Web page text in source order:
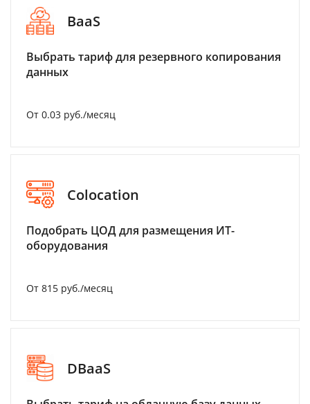
BaaS
Выбрать тариф для резервного копирования
данных
От 0.03 руб./месяц
Colocation
Подобрать ЦОД для размещения ИТ-
оборудования
От 815 руб./месяц
DBaaS